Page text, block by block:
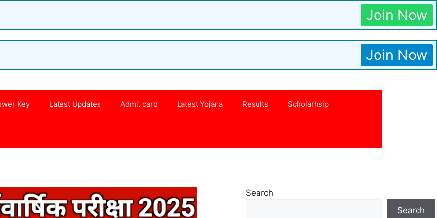
Join Now
Join Now
Key Latest Updates Admit card Latest Yojana Results Scholarhsip
Search
Search